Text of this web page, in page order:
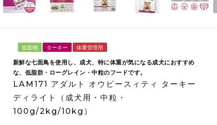
低穀物 ターキー 体重管理用
新鮮な七面鳥を使用し、成犬、特に体重が気になる成犬におすすめ
な、低脂肪・ローグレイン・中粒のフードです。
LAM171 アダルト オウビースィティ ターキー
ディライト（成犬用・中粒・
100g/2kg/10kg）